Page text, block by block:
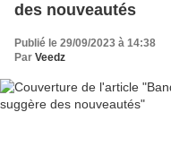
des nouveautés
Publié le 29/09/2023 à 14:38
Par Veedz